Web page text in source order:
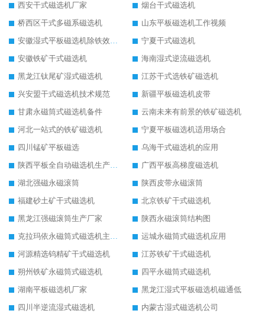
西安干式磁选机厂家
烟台干式磁选机
桥西区干式多磁系磁选机
山东平板磁选机工作视频
安徽湿式平板磁选机除铁效果怎么样
宁夏干式磁选机
安徽铁矿干式磁选机
海南湿式逆流磁选机
黑龙江钛尾矿湿式磁选机
江苏干式选铁矿磁选机
兴安盟干式磁选机技术规范
新疆平板磁选机皮带
甘肃永磁筒式磁选机备件
云南未来有前景的铁矿磁选机
河北一站式的铁矿磁选机
宁夏平板磁选机适用场合
四川锰矿平板磁选
乌海干式磁选机的应用
陕西平板全自动磁选机生产厂家
广西平板高梯度磁选机
湖北强磁永磁滚筒
陕西皮带永磁滚筒
福建砂土矿干式磁选机
北京铁矿干式磁选机
黑龙江强磁滚筒生产厂家
陕西永磁滚筒结构图
克拉玛依永磁筒式磁选机主要技术参数
运城永磁筒式磁选机应用
河源精选钨精矿干式磁选机
江苏铁矿干式磁选机
朔州铁矿永磁筒式磁选机
四平永磁筒式磁选机
湖南平板磁选机厂家
黑龙江湿式平板磁选机磁通低
四川半逆流湿式磁选机
内蒙古湿式磁选机公司